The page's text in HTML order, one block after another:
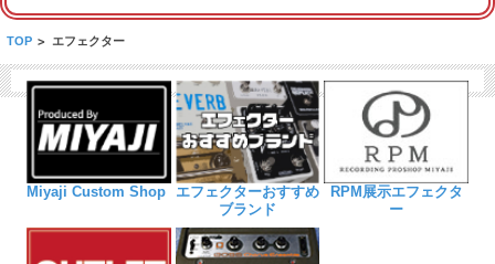
TOP > エフェクター
Miyaji Custom Shop
エフェクターおすすめ
ブランド
RPM展示エフェクタ
ー